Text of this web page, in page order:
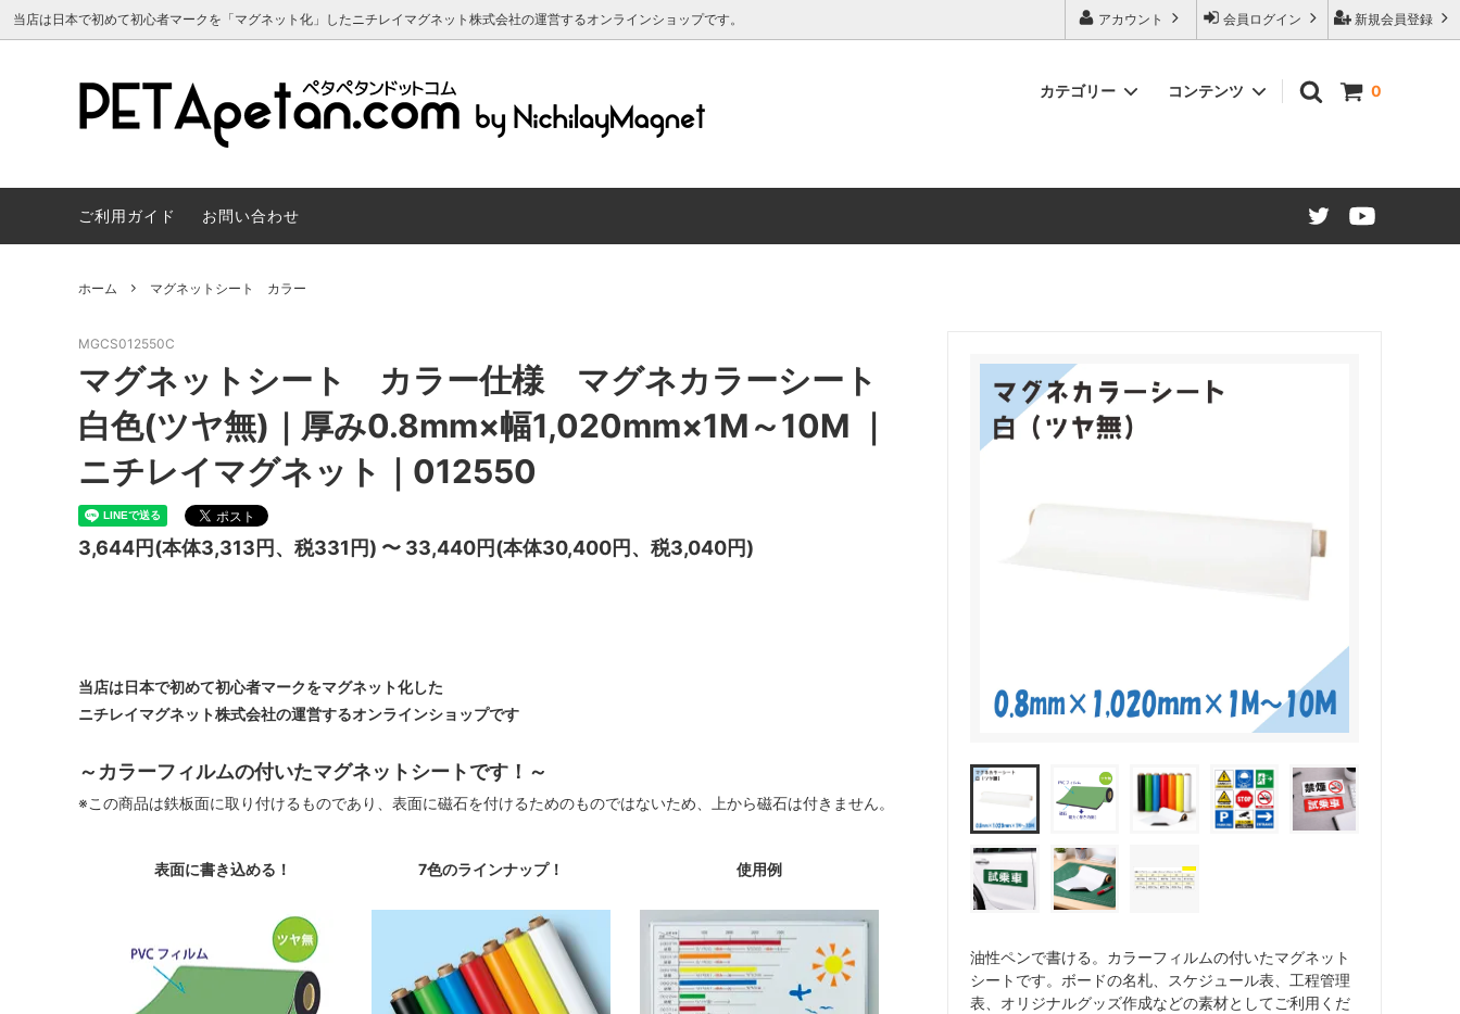
新規会員登録
会員ログイン
アカウント
当店は日本で初めて初心者マークを「マグネット化」したニチレイマグネット株式会社の運営するオンラインショップです。
0
カテゴリー
マグネットシート 両面カラー
マグネット販促・OEM／ノベルティ制
作
車用マグネット（高齢者マーク・もみじ
マーク・よつばマーク）
【特価品】マグネットシート端材（糊付
き・原反）
コンテンツ
作について
ご利用ガイド お問い合わせ
ホーム マグネットシート カラー
油性ペンで書ける。カラーフィルムの付いたマグネット
シートです。ボードの名札、スケジュール表、工程管理
表、オリジナルグッズ作成などの素材としてご利用くだ
MGCS012550C
マグネットシート カラー仕様 マグネカラーシート
白色(ツヤ無)｜厚み0.8mm×幅1,020mm×1M～10M ｜
ニチレイマグネット｜012550
3,644円(本体3,313円、税331円) 〜 33,440円(本体30,400円、税3,040円)
当店は日本で初めて初心者マークをマグネット化した
ニチレイマグネット株式会社の運営するオンラインショップです
～カラーフィルムの付いたマグネットシートです！～
※この商品は鉄板面に取り付けるものであり、表面に磁石を付けるためのものではないため、上から磁石は付きません。
表面に書き込める！ 7色のラインナップ！ 使用例